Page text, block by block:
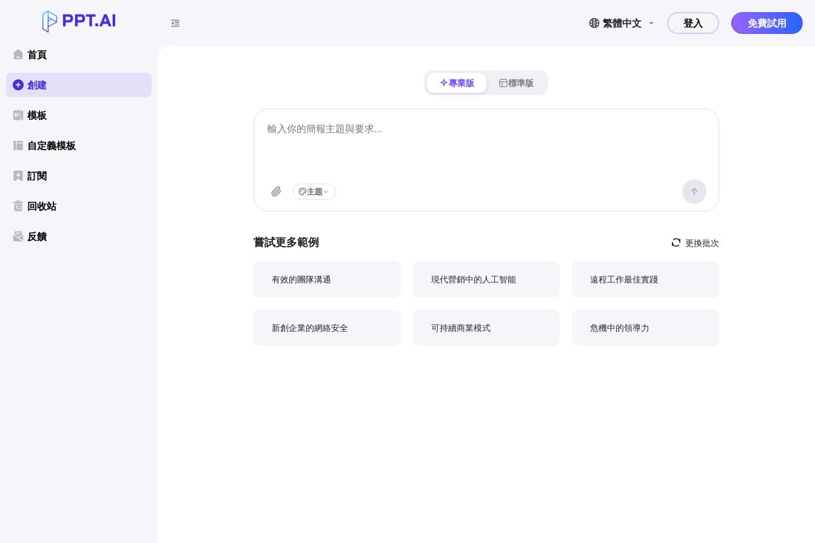
首頁
創建
模板
自定義模板
訂閱
回收站
反饋
繁體中文 登入 免費試用
專業版 標準版
主題
嘗試更多範例 更換批次
有效的團隊溝通 現代營銷中的人工智能 遠程工作最佳實踐
新創企業的網絡安全 可持續商業模式 危機中的領導力